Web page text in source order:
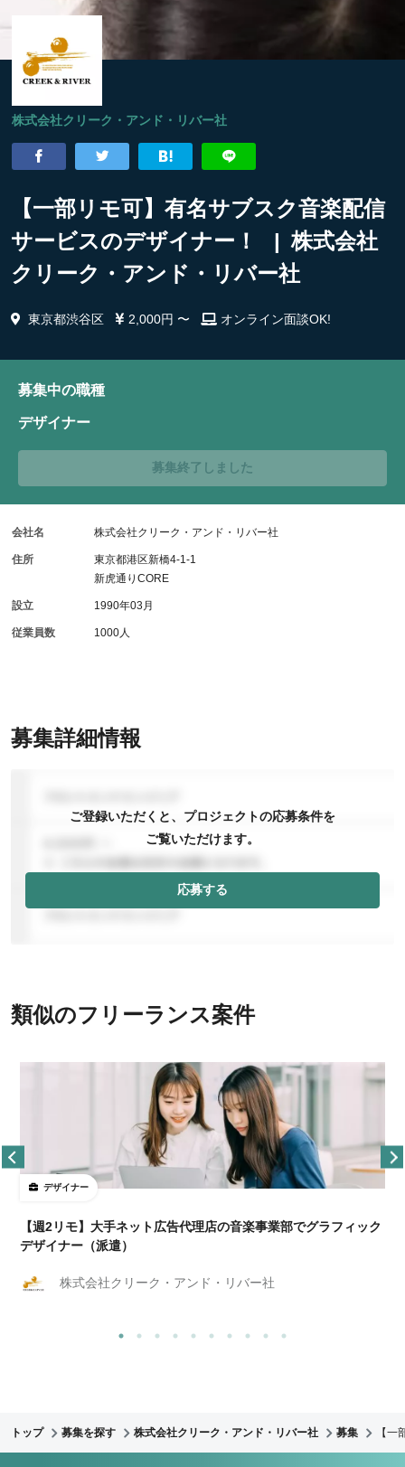
株式会社クリーク・アンド・リバー社
【一部リモ可】有名サブスク音楽配信
サービスのデザイナー！ | 株式会社
クリーク・アンド・リバー社
東京都渋谷区 2,000円 〜 オンライン面談OK!
募集詳細情報
ご登録いただくと、プロジェクトの応募条件を
ご覧いただけます。
応募する
募集中の職種
デザイナー
募集終了しました
会社名 株式会社クリーク・アンド・リバー社
住所
東京都港区新橋4-1-1
新虎通りCORE
設立 1990年03月
従業員数 1000人
類似のフリーランス案件
デザイナー
【週2リモ】大手ネット広告代理店の音楽事業部でグラフィック
デザイナー（派遣）
株式会社クリーク・アンド・リバー社
トップ 募集を探す 株式会社クリーク・アンド・リバー社 募集 【